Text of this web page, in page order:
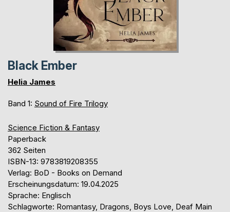
Black Ember
Helia James
Band 1: Sound of Fire Trilogy
Science Fiction & Fantasy
Paperback
362 Seiten
ISBN-13: 9783819208355
Verlag: BoD - Books on Demand
Erscheinungsdatum: 19.04.2025
Sprache: Englisch
Schlagworte: Romantasy, Dragons, Boys Love, Deaf Main